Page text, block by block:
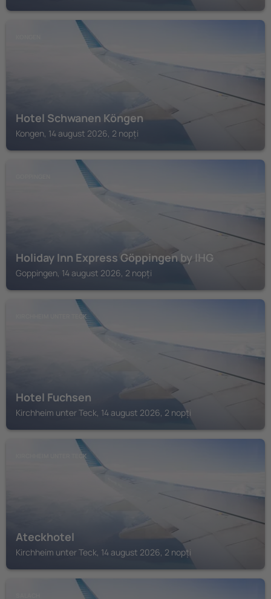
Hotel Schwanen Köngen
Kongen, 14 august 2026, 2 nopți
Holiday Inn Express Göppingen by IHG
Goppingen, 14 august 2026, 2 nopți
KIRCHHEIM UNTER TECK
Hotel Fuchsen
Kirchheim unter Teck, 14 august 2026, 2 nopți
KIRCHHEIM UNTER TECK
Ateckhotel
Kirchheim unter Teck, 14 august 2026, 2 nopți